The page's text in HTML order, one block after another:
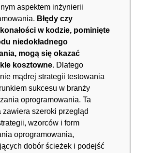
aspektem inżynierii
Błędy czy
w kodzie, pominięte
niedokładnego
mogą się okazać
kosztowne. Dlatego
mądrej strategii testowania
sukcesu w branży
oprogramowania. Ta
zawiera szeroki przegląd
wzorców i form
oprogramowania,
dobór ścieżek i podejść